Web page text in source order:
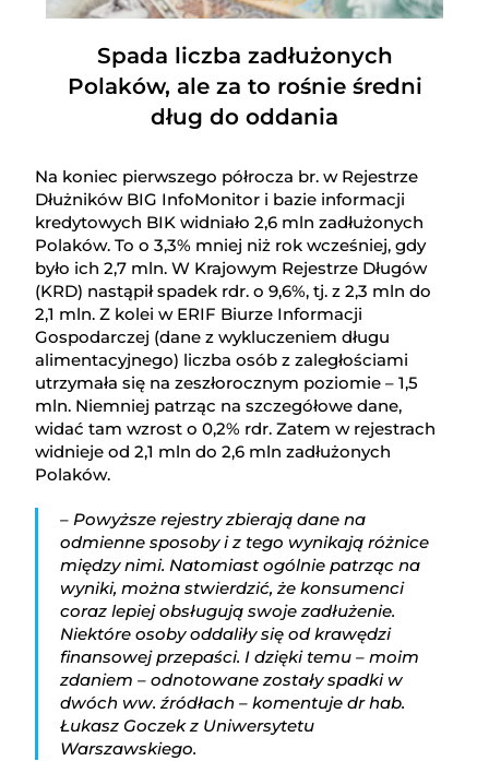
Spada liczba zadłużonych
Polaków, ale za to rośnie średni
dług do oddania
Na koniec pierwszego półrocza br. w Rejestrze
Dłużników BIG InfoMonitor i bazie informacji
kredytowych BIK widniało 2,6 mln zadłużonych
Polaków. To o 3,3% mniej niż rok wcześniej, gdy
było ich 2,7 mln. W Krajowym Rejestrze Długów
(KRD) nastąpił spadek rdr. o 9,6%, tj. z 2,3 mln do
2,1 mln. Z kolei w ERIF Biurze Informacji
Gospodarczej (dane z wykluczeniem długu
alimentacyjnego) liczba osób z zaległościami
utrzymała się na zeszłorocznym poziomie – 1,5
mln. Niemniej patrząc na szczegółowe dane,
widać tam wzrost o 0,2% rdr. Zatem w rejestrach
widnieje od 2,1 mln do 2,6 mln zadłużonych
Polaków.
– Powyższe rejestry zbierają dane na
odmienne sposoby i z tego wynikają różnice
między nimi. Natomiast ogólnie patrząc na
wyniki, można stwierdzić, że konsumenci
coraz lepiej obsługują swoje zadłużenie.
Niektóre osoby oddaliły się od krawędzi
finansowej przepaści. I dzięki temu – moim
zdaniem – odnotowane zostały spadki w
dwóch ww. źródłach – komentuje dr hab.
Łukasz Goczek z Uniwersytetu
Warszawskiego.